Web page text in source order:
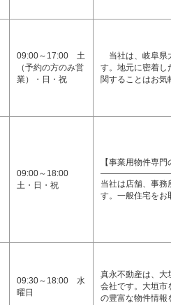
09:00～17:00 土
（予約の方のみ営
業）・日・祝
当社は、岐阜県
す。地元に密着し
関することはお気
09:00～18:00
土・日・祝
【事業用物件専門
当社は店舗、事務
す。一般住宅を
09:30～18:00 水
曜日
真永不動産は、大
会社です。大垣市
の豊富な物件情